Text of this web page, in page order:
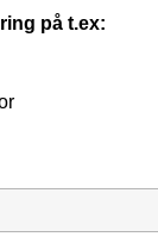
på t.ex: